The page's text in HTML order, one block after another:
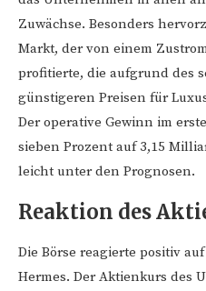
Zuwächse. Besonders
Markt, der von einem
profitierte, die aufgrund des
günstigeren Preisen für
Der operative Gewinn im
sieben Prozent auf 3,15
leicht unter den Prognosen.
Reaktion des
Die Börse reagierte positiv
Hermes. Der Aktienkurs des